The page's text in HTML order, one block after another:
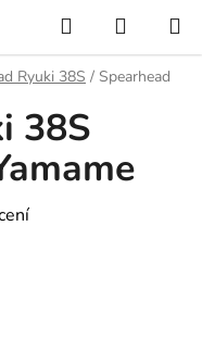
Hledat
KOŠÍK
Ryuki 38S / Spearhead
38S